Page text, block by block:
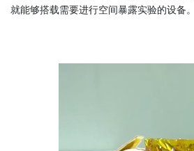
就能够搭载需要进行空间暴露实验的设备。